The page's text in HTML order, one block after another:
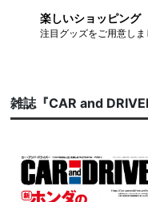
楽しいショッピング
注目グッズをご用意しま
雑誌『CAR and